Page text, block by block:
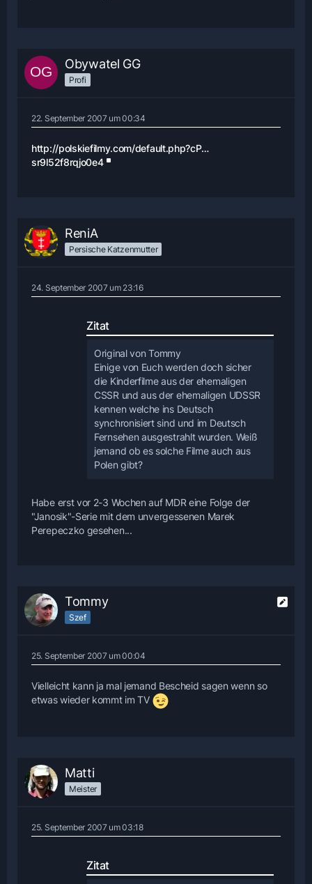
Obywatel GG
Profi
22. September 2007 um 00:34
http://polskiefilmy.com/default.php?cP…
sr9l52f8rqjo0e4
ReniA
Persische Katzenmutter
24. September 2007 um 23:16
Zitat
Original von Tommy
Einige von Euch werden doch sicher
die Kinderfilme aus der ehemaligen
CSSR und aus der ehemaligen UDSSR
kennen welche ins Deutsch
synchronisiert sind und im Deutsch
Fernsehen ausgestrahlt wurden. Weiß
jemand ob es solche Filme auch aus
Polen gibt?
Habe erst vor 2-3 Wochen auf MDR eine Folge der
"Janosik"-Serie mit dem unvergessenen Marek
Perepeczko gesehen...
Tommy
Szef
25. September 2007 um 00:04
Vielleicht kann ja mal jemand Bescheid sagen wenn so
etwas wieder kommt im TV
Matti
Meister
25. September 2007 um 03:18
Zitat